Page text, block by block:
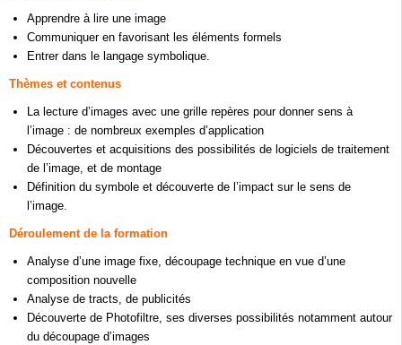
Apprendre à lire une image
Communiquer en favorisant les éléments formels
Entrer dans le langage symbolique.
Thèmes et contenus
La lecture d’images avec une grille repères pour donner sens à
l’image : de nombreux exemples d’application
Découvertes et acquisitions des possibilités de logiciels de traitement
de l’image, et de montage
Définition du symbole et découverte de l’impact sur le sens de
l’image.
Déroulement de la formation
Analyse d’une image fixe, découpage technique en vue d’une
composition nouvelle
Analyse de tracts, de publicités
Découverte de Photofiltre, ses diverses possibilités notamment autour
du découpage d’images